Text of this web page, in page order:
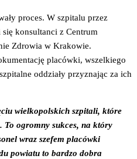
proces. W szpitalu przez
konsultanci z Centrum
Zdrowia w Krakowie.
placówki, wszelkiego
oddziały przyznając za ich
wielkopolskich szpitali, które
To ogromny sukces, na który
wraz szefem placówki
powiatu to bardzo dobra